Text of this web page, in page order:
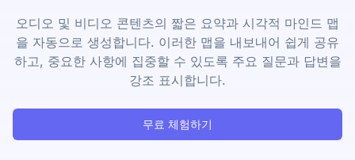
오디오 및 비디오 콘텐츠의 짧은 요약과 시각적 마인드 맵
을 자동으로 생성합니다. 이러한 맵을 내보내어 쉽게 공유
하고, 중요한 사항에 집중할 수 있도록 주요 질문과 답변을
강조 표시합니다.
무료 체험하기